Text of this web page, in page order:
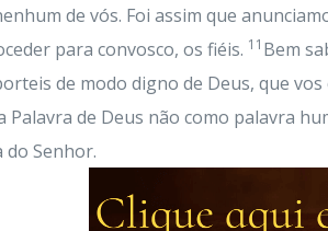
de vós. Foi assim que
para convosco, os fiéis. 11 Bem
de modo digno de Deus, que
de Deus não como palavra
do Senhor.